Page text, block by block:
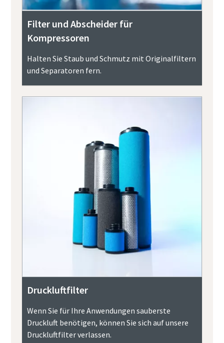
Filter und Abscheider für
Kompressoren
Halten Sie Staub und Schmutz mit Originalfiltern
und Separatoren fern.
Druckluftfilter
Wenn Sie für Ihre Anwendungen sauberste
Druckluft benötigen, können Sie sich auf unsere
Druckluftfilter verlassen.